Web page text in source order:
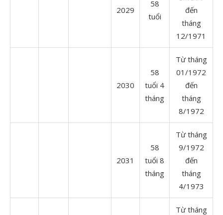
2029
58
tuổi
đến
tháng
12/1971
2030
58
tuổi 4
tháng
Từ tháng
01/1972
đến
tháng
8/1972
2031
58
tuổi 8
tháng
Từ tháng
9/1972
đến
tháng
4/1973
Từ tháng